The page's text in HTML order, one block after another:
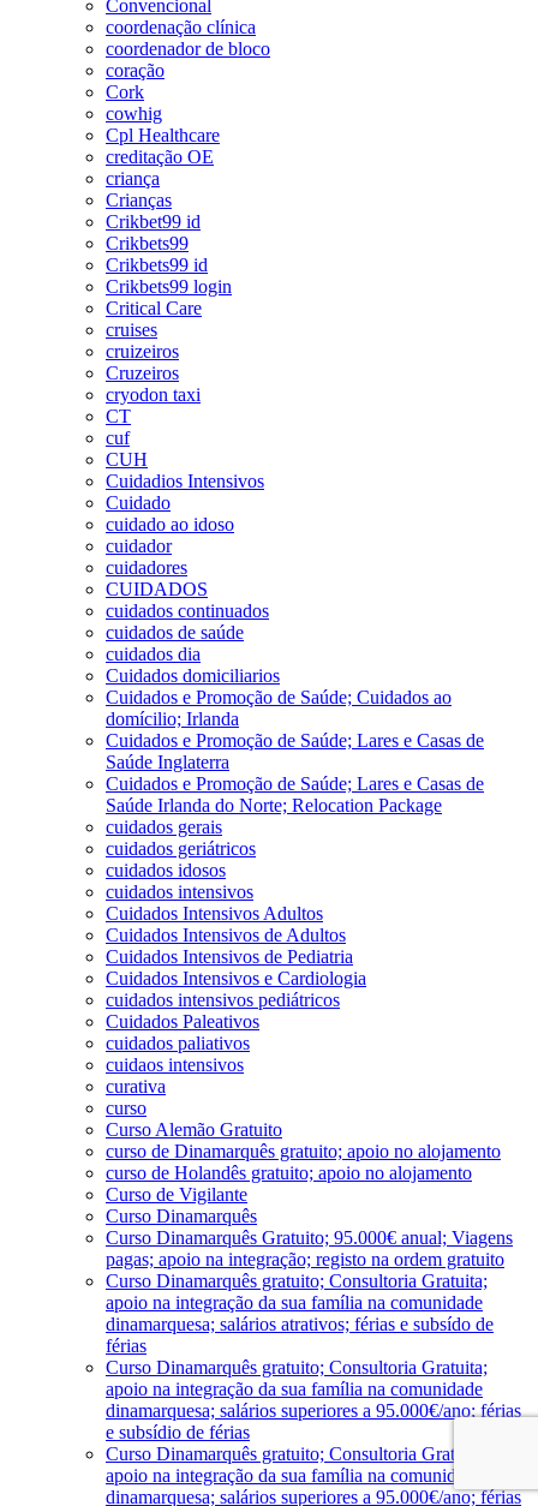
Convencional
coordenação clínica
coordenador de bloco
coração
Cork
cowhig
Cpl Healthcare
creditação OE
criança
Crianças
Crikbet99 id
Crikbets99
Crikbets99 id
Crikbets99 login
Critical Care
cruises
cruizeiros
Cruzeiros
cryodon taxi
CT
cuf
CUH
Cuidadios Intensivos
Cuidado
cuidado ao idoso
cuidador
cuidadores
CUIDADOS
cuidados continuados
cuidados de saúde
cuidados dia
Cuidados domiciliarios
Cuidados e Promoção de Saúde; Cuidados ao
domícilio; Irlanda
Cuidados e Promoção de Saúde; Lares e Casas de
Saúde Inglaterra
Cuidados e Promoção de Saúde; Lares e Casas de
Saúde Irlanda do Norte; Relocation Package
cuidados gerais
cuidados geriátricos
cuidados idosos
cuidados intensivos
Cuidados Intensivos Adultos
Cuidados Intensivos de Adultos
Cuidados Intensivos de Pediatria
Cuidados Intensivos e Cardiologia
cuidados intensivos pediátricos
Cuidados Paleativos
cuidados paliativos
cuidaos intensivos
curativa
curso
Curso Alemão Gratuito
curso de Dinamarquês gratuito; apoio no alojamento
curso de Holandês gratuito; apoio no alojamento
Curso de Vigilante
Curso Dinamarquês
Curso Dinamarquês Gratuito; 95.000€ anual; Viagens
pagas; apoio na integração; registo na ordem gratuito
Curso Dinamarquês gratuito; Consultoria Gratuita;
apoio na integração da sua família na comunidade
dinamarquesa; salários atrativos; férias e subsído de
férias
Curso Dinamarquês gratuito; Consultoria Gratuita;
apoio na integração da sua família na comunidade
dinamarquesa; salários superiores a 95.000€/ano; férias
e subsídio de férias
Curso Dinamarquês gratuito; Consultoria Gratuita;
apoio na integração da sua família na comunidade
dinamarquesa; salários superiores a 95.000€/ano; férias